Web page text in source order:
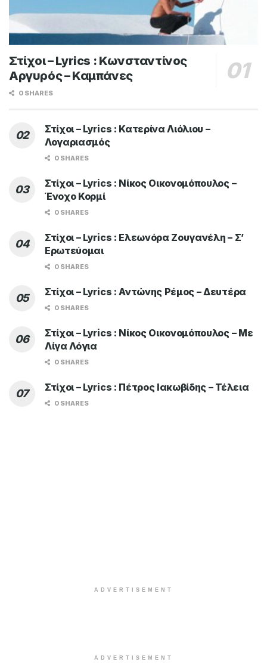
Στίχοι – Lyrics : Κωνσταντίνος
Αργυρός – Καμπάνες
0 SHARES
Στίχοι – Lyrics : Κατερίνα Λιόλιου –
Λογαριασμός
0 SHARES
Στίχοι – Lyrics : Νίκος Οικονομόπουλος –
Ένοχο Κορμί
0 SHARES
Στίχοι – Lyrics : Ελεωνόρα Ζουγανέλη – Σ’
Ερωτεύομαι
0 SHARES
Στίχοι – Lyrics : Αντώνης Ρέμος – Δευτέρα
0 SHARES
Στίχοι – Lyrics : Νίκος Οικονομόπουλος – Με
Λίγα Λόγια
0 SHARES
Στίχοι – Lyrics : Πέτρος Ιακωβίδης – Τέλεια
0 SHARES
ADVERTISEMENT
ADVERTISEMENT